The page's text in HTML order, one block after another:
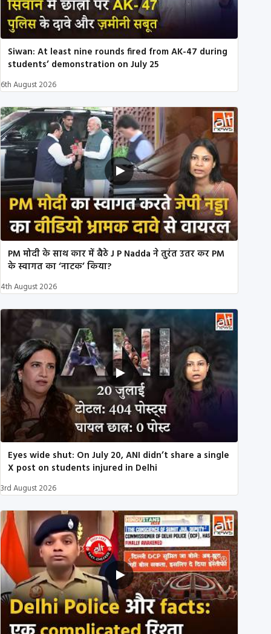
Siwan: At least nine rounds fired from AK-47 during
students’ demonstration on July 25
6th August 2026
PM मोदी के साथ कार में बैठे J P Nadda ने तुरंत उतर कर PM
के स्वागत का ‘नाटक’ किया?
4th August 2026
Eyes wide shut: On July 20, ANI didn’t share a single
X post on students injured in Delhi
3rd August 2026